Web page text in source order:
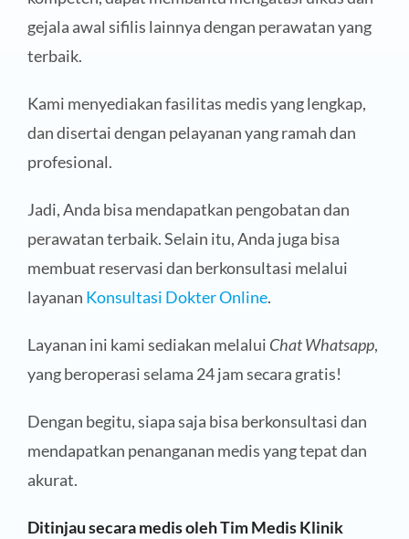
gejala awal sifilis lainnya dengan perawatan yang
terbaik.
Kami menyediakan fasilitas medis yang lengkap,
dan disertai dengan pelayanan yang ramah dan
profesional.
Jadi, Anda bisa mendapatkan pengobatan dan
perawatan terbaik. Selain itu, Anda juga bisa
membuat reservasi dan berkonsultasi melalui
layanan Konsultasi Dokter Online.
Layanan ini kami sediakan melalui Chat Whatsapp,
yang beroperasi selama 24 jam secara gratis!
Dengan begitu, siapa saja bisa berkonsultasi dan
mendapatkan penanganan medis yang tepat dan
akurat.
Ditinjau secara medis oleh Tim Medis Klinik